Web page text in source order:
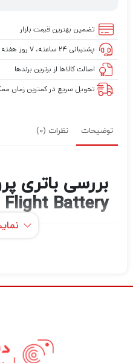
تضمین بهترین قیمت بازار
پشتیبانی ۲۴ ساعته، ۷ روز هفته
اصالت کالاها از برترین برندها
تحویل سریع در کمترین زمان
توضیحات نظرات (0)
Battery
آداپتور برق متناوب FPV سازگار است.